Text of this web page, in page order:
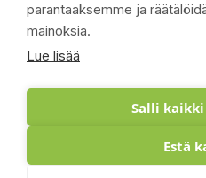
parantaaksemme ja
mainoksia.
Lue lisää
Salli
Estä